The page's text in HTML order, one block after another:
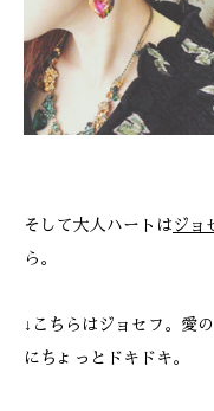
そして大人ハートは ジョ
ら。
↓こちらはジョセフ。愛
にちょっとドキドキ。